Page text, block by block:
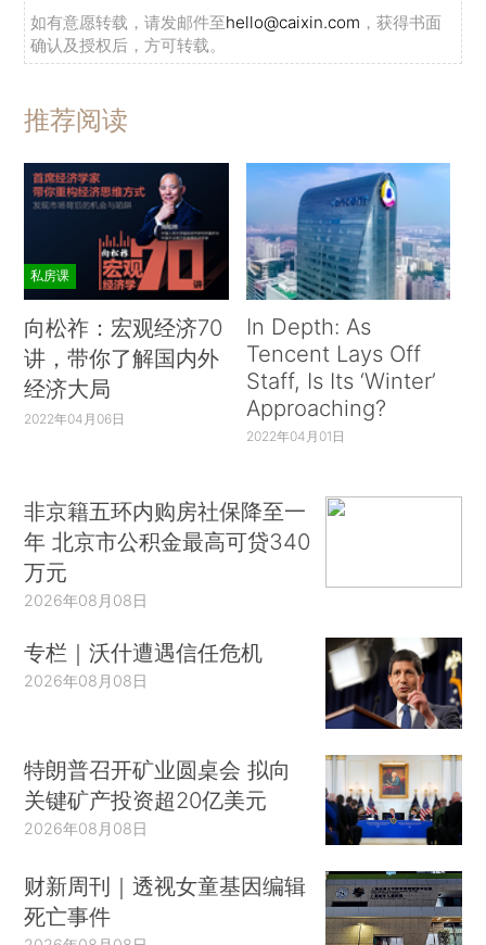
如有意愿转载，请发邮件至hello@caixin.com ，获得书面
确认及授权后，方可转载。
推荐阅读
私房课
向松祚：宏观经济70
讲，带你了解国内外
经济大局
2022年04月06日
In Depth: As
Tencent Lays Off
Staff, Is Its ‘Winter’
Approaching?
2022年04月01日
非京籍五环内购房社保降至一
年 北京市公积金最高可贷340
万元
2026年08月08日
专栏｜沃什遭遇信任危机
2026年08月08日
特朗普召开矿业圆桌会 拟向
关键矿产投资超20亿美元
2026年08月08日
财新周刊｜透视女童基因编辑
死亡事件